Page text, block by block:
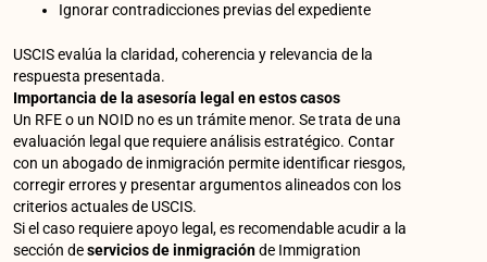
Ignorar contradicciones previas del expediente
USCIS evalúa la claridad, coherencia y relevancia de la
respuesta presentada.
Importancia de la asesoría legal en estos casos
Un RFE o un NOID no es un trámite menor. Se trata de una
evaluación legal que requiere análisis estratégico. Contar
con un abogado de inmigración permite identificar riesgos,
corregir errores y presentar argumentos alineados con los
criterios actuales de USCIS.
Si el caso requiere apoyo legal, es recomendable acudir a la
sección deservicios de inmigraciónde Immigration